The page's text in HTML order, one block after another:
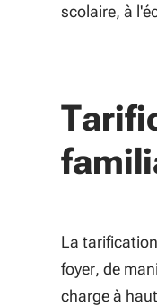
scolaire, à
La
foyer, de
charge à